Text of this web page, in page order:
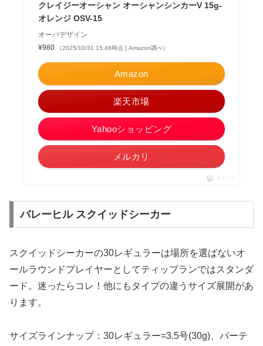
クレイジーオーシャン オーシャンシンカーV 15g-
オレンジ OSV-15
オーパデザイン
¥980
（2025/10/31 15:46時点 | Amazon調べ）
Amazon
楽天市場
Yahooショッピング
メルカリ
ポチップ
バレーヒル スクイッドシーカー
スクイッドシーカーの30レギュラーは場所を選ばないオ
ールラウンドプレイヤーとしてティップランではスタンダ
ード。迷ったらコレ！他にもタイプの違うサイズ展開があ
ります。
サイズラインナップ：30レギュラー=3.5号(30g)、バーテ